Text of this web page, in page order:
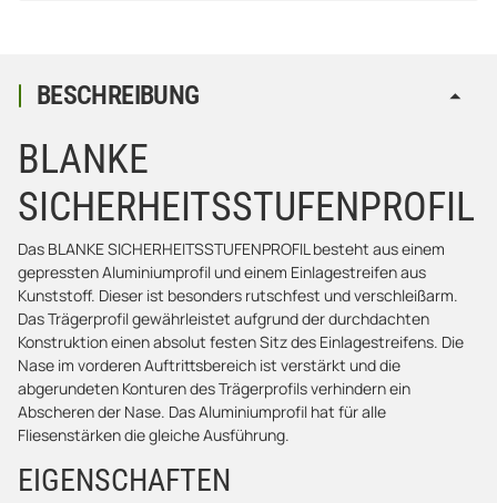
BESCHREIBUNG
BLANKE
SICHERHEITSSTUFENPROFIL
Das BLANKE SICHERHEITSSTUFENPROFIL besteht aus einem
gepressten Aluminiumprofil und einem Einlagestreifen aus
Kunststoff. Dieser ist besonders rutschfest und verschleißarm.
Das Trägerprofil gewährleistet aufgrund der durchdachten
Konstruktion einen absolut festen Sitz des Einlagestreifens. Die
Nase im vorderen Auftrittsbereich ist verstärkt und die
abgerundeten Konturen des Trägerprofils verhindern ein
Abscheren der Nase. Das Aluminiumprofil hat für alle
Fliesenstärken die gleiche Ausführung.
EIGENSCHAFTEN